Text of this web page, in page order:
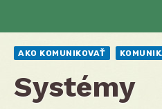
AKO KOMUNIKOVAŤ
Systémy